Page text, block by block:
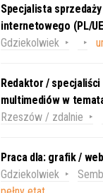
Specjalista
internetowego (PL/
Gdziekolwiek
Redaktor /
multimediów w
Rzeszów / zdalnie
Praca dla: grafik /
Gdziekolwiek